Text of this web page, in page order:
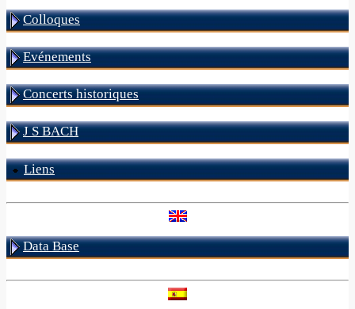
Colloques
Evénements
Concerts historiques
J S BACH
Liens
Data Base